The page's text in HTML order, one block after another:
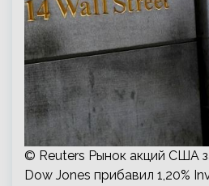
© Reuters Рынок акций США
Dow Jones прибавил 1,20%